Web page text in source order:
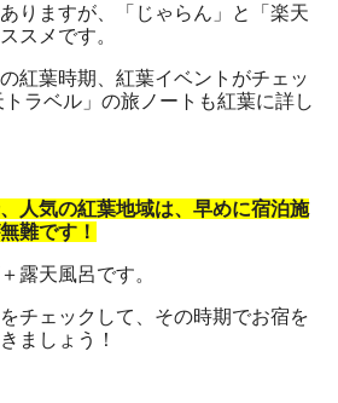
りますが、「じゃらん」と「楽天
スメです。
紅葉時期、紅葉イベントがチェッ
ラベル」の旅ノートも紅葉に詳し
人気の紅葉地域は、早めに宿泊施
難です！
露天風呂です。
チェックして、その時期でお宿を
ましょう！